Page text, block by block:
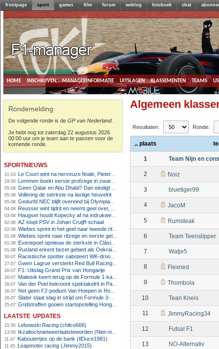
frontpage sport games film forum weblog fotoboek chat
home inschrijven managerinformatie uitslagen klassementen teams
Rondemelding
De volgende ronde is de GP van Nederland.
Je hebt nog tot zaterdag 22 augustus 2026
00:00 uur om je team aan te passen voor de
komende ronde.
sportnieuws
21:03 Le Court wint na nerveuze finale, Pieterse derde
19:50 Lemmen boekt eerste profzege in zware Ronde van Polen-rit
05-08 Geen Qatar en Abu Dhabi? Dan eindigt Formule 1-seizoen mogelijk in Europa
05-08 Vollering de sterkste na lastige heuvelrit
05-08 Gedurfd NEC blijft overeind bij Olympiakos
04-08 Reusser wint tijdrit en neemt geel over, Nooijen knap tweede
03-08 Haugset houdt Kopecky af na indrukwekkende solo van 86 kilometer
02-08 AZ klopt PSV in Johan Cruijff-schaal
02-08 Wiebes sprint in het geel naar tweede ritzege
01-08 Wiebes sprint naar ritzege en eerste gele trui in Tour Femmes
01-08 Evenepoel opnieuw de sterkste in Clásica San Sebastián
01-08 Rusland erkent bezet gebied als Oekraïens voor opheffing IOC-schorsing
30-07 Racistische spotter saboteert WK-droom van powerliftster
27-07 Gwen Lagrue versterkt Red Bull Racing vanaf 2027
26-07 F1: Uitslag Grand Prix van Hongarije
26-07 Maleisië keert terug op de Formule 1-kalender in 2026
26-07 Van der Poel bekroont spektakelrit in Parijs met nipte zege; eindzege Pogacar
26-07 Net geen F2-podium Van Hoepen in Hongarije, Leon maakt indruk
26-07 Slater slaat slag in strijd om Formule 3-kampioenschap op Hungaroring
25-07 Gridstraffen gooien startopstelling Hongaarse Grand Prix flink overhoop
laatste updates
15:50 Lebowski Racing (chilco666)
13:56 Ikzaltochnietweerlaatsteworden (Niet-niels)
11:47 Kaboutertjes op de bank (IlDuce1981)
11:45 Leapmoter racing (Jimmy2015)
Algemeen
Resultaten: Ronde:
plaats
1 Team Nijn en
2 Noiz
3 bluetiger99
4 JacoM
5 Rumsteak
6 Team Teenslipper
7 Watje5
8 Flexned
9 Thombola
10 Tean Kneis
11 JimmyRacing34
12 Futsal F1
13 NO-Alternativ